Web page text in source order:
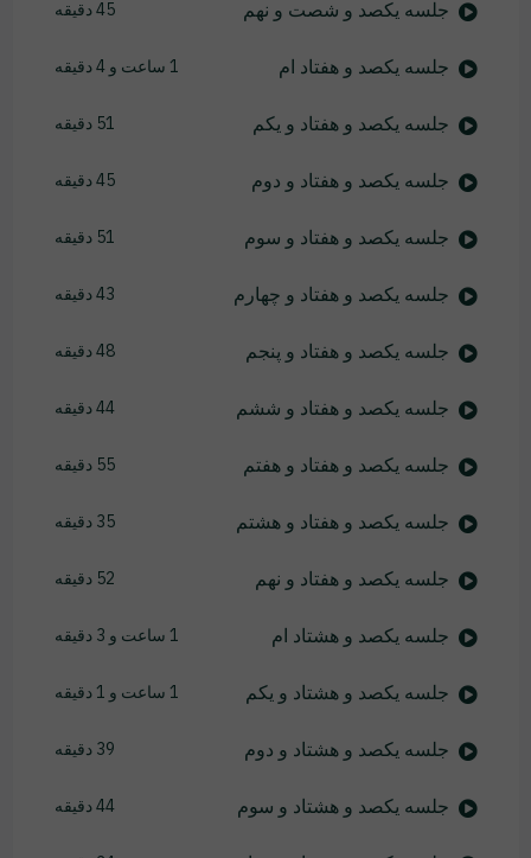
جلسه یکصد و شصت و نهم 45 دقیقه
جلسه یکصد و هفتاد ام 1 ساعت و 4 دقیقه
جلسه یکصد و هفتاد و یکم 51 دقیقه
جلسه یکصد و هفتاد و دوم 45 دقیقه
جلسه یکصد و هفتاد و سوم 51 دقیقه
جلسه یکصد و هفتاد و چهارم 43 دقیقه
جلسه یکصد و هفتاد و پنجم 48 دقیقه
جلسه یکصد و هفتاد و ششم 44 دقیقه
جلسه یکصد و هفتاد و هفتم 55 دقیقه
جلسه یکصد و هفتاد و هشتم 35 دقیقه
جلسه یکصد و هفتاد و نهم 52 دقیقه
جلسه یکصد و هشتاد ام 1 ساعت و 3 دقیقه
جلسه یکصد و هشتاد و یکم 1 ساعت و 1 دقیقه
جلسه یکصد و هشتاد و دوم 39 دقیقه
جلسه یکصد و هشتاد و سوم 44 دقیقه